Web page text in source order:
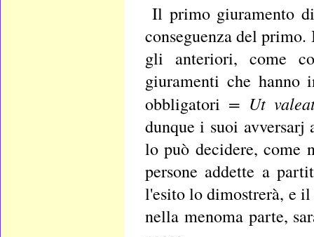
Il primo giuramento
conseguenza del
gli anteriori, come
giuramenti che hanno
obbligatori = Ut
dunque i suoi
lo può decidere, come
persone addette a
l'esito lo dimostrerà, e il
nella menoma parte,